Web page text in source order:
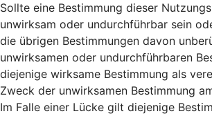
Sollte eine Bestimmung dieser
unwirksam oder undurchführbar sein
die übrigen Bestimmungen davon
unwirksamen oder undurchführbaren
diejenige wirksame Bestimmung als
Zweck der unwirksamen Bestimmung
Im Falle einer Lücke gilt diejenige